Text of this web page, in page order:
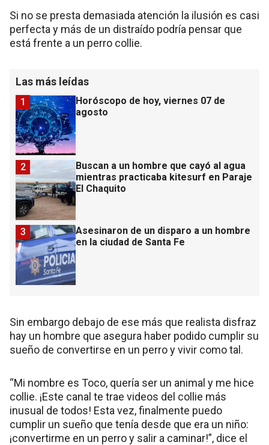
Si no se presta demasiada atención la ilusión es casi
perfecta y más de un distraído podría pensar que
está frente a un perro collie.
Las más leídas
Horóscopo de hoy, viernes 07 de
agosto
1
Buscan a un hombre que cayó al agua
mientras practicaba kitesurf en Paraje
El Chaquito
2
Asesinaron de un disparo a un hombre
en la ciudad de Santa Fe
3
Sin embargo debajo de ese más que realista disfraz
hay un hombre que asegura haber podido cumplir su
sueño de convertirse en un perro y vivir como tal.
“Mi nombre es Toco, quería ser un animal y me hice
collie. ¡Este canal te trae videos del collie más
inusual de todos! Esta vez, finalmente puedo
cumplir un sueño que tenía desde que era un niño:
¡convertirme en un perro y salir a caminar!”, dice el